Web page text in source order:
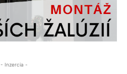
- Inzercia -